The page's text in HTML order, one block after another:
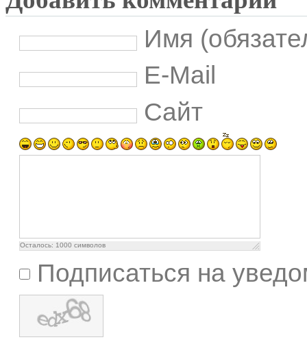
Имя
E-Mail
Сайт
Осталось: 1000 символов
Подписаться на